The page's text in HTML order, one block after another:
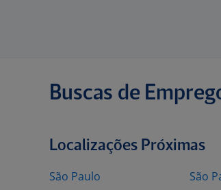
Buscas de
Localizações Próximas
São Paulo São